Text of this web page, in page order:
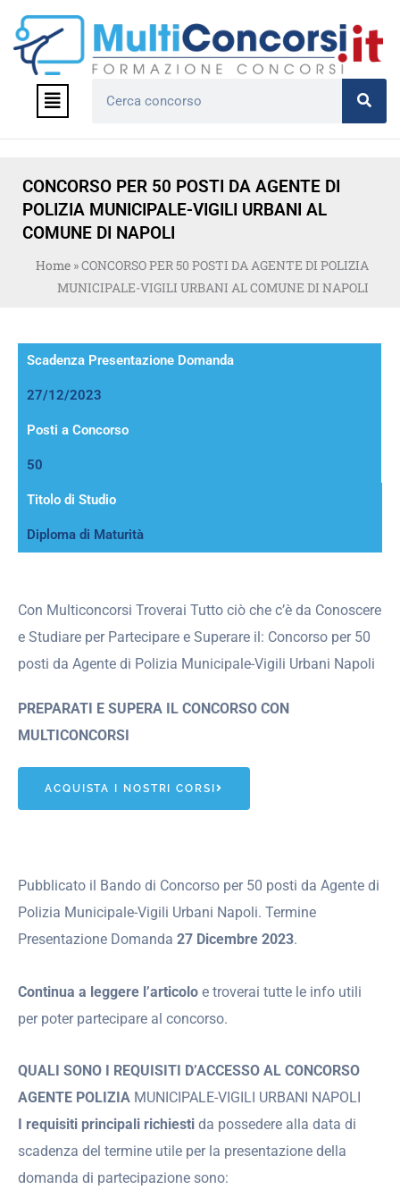
contenuto
Menu
CONCORSO PER 50 POSTI DA AGENTE DI
POLIZIA MUNICIPALE-VIGILI URBANI AL
COMUNE DI NAPOLI
Home »CONCORSO PER 50 POSTI DA AGENTE DI POLIZIA
MUNICIPALE-VIGILI URBANI AL COMUNE DI NAPOLI
Scadenza Presentazione Domanda
27/12/2023
Posti a Concorso
50
Titolo di Studio
Diploma di Maturità
Con Multiconcorsi Troverai Tutto ciò che c’è da Conoscere
e Studiare per Partecipare e Superare il: Concorso per 50
posti da Agente di Polizia Municipale-Vigili Urbani Napoli
PREPARATI E SUPERA IL CONCORSO CON
MULTICONCORSI
ACQUISTA I NOSTRI CORSI
Pubblicato il Bando di Concorso per 50 posti da Agente di
Polizia Municipale-Vigili Urbani Napoli. Termine
Presentazione Domanda 27 Dicembre 2023.
Continua a leggere l’articolo e troverai tutte le info utili
per poter partecipare al concorso.
QUALI SONO I REQUISITI D’ACCESSO AL CONCORSO
AGENTE POLIZIA MUNICIPALE-VIGILI URBANI NAPOLI
I requisiti principali richiesti da possedere alla data di
scadenza del termine utile per la presentazione della
domanda di partecipazione sono: